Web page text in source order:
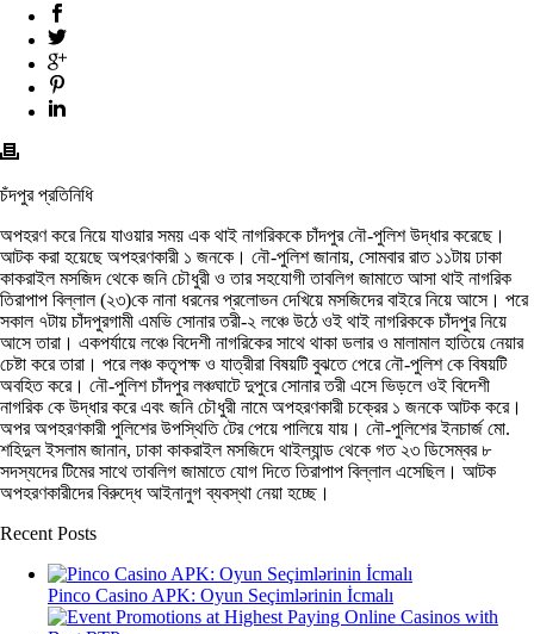
চঁদপুর প্রতিনিধি
অপহরণ করে নিয়ে যাওয়ার সময় এক থাই নাগরিককে চাঁদপুর নৌ-পুলিশ উদ্ধার করেছে।
আটক করা হয়েছে অপহরণকারী ১ জনকে। নৌ-পুলিশ জানায়, সোমবার রাত ১১টায় ঢাকা
কাকরাইল মসজিদ থেকে জনি চৌধুরী ও তার সহযোগী তাবলিগ জামাতে আসা থাই নাগরিক
তিরাপাপ বিল্লাল (২৩)কে নানা ধরনের প্রলোভন দেখিয়ে মসজিদের বাইরে নিয়ে আসে। পরে
সকাল ৭টায় চাঁদপুরগামী এমভি সোনার তরী-২ লঞ্চে উঠে ওই থাই নাগরিককে চাঁদপুর নিয়ে
আসে তারা। একপর্যায়ে লঞ্চে বিদেশী নাগরিকের সাথে থাকা ডলার ও মালামাল হাতিয়ে নেয়ার
চেষ্টা করে তারা। পরে লঞ্চ কতৃপক্ষ ও যাত্রীরা বিষয়টি বুঝতে পেরে নৌ-পুলিশ কে বিষয়টি
অবহিত করে। নৌ-পুলিশ চাঁদপুর লঞ্চঘাটে দুপুরে সোনার তরী এসে ভিড়লে ওই বিদেশী
নাগরিক কে উদ্ধার করে এবং জনি চৌধুরী নামে অপহরণকারী চক্রের ১ জনকে আটক করে।
অপর অপহরণকারী পুলিশের উপস্থিতি টের পেয়ে পালিয়ে যায়। নৌ-পুলিশের ইনচার্জ মো.
শহিদুল ইসলাম জানান, ঢাকা কাকরাইল মসজিদে থাইল্যান্ড থেকে গত ২৩ ডিসেম্বর ৮
সদস্যদের টিমের সাথে তাবলিগ জামাতে যোগ দিতে তিরাপাপ বিল্লাল এসেছিল। আটক
অপহরণকারীদের বিরুদ্ধে আইনানুগ ব্যবস্থা নেয়া হচ্ছে।
Recent Posts
Pinco Casino APK: Oyun Seçimlərinin İcmalı